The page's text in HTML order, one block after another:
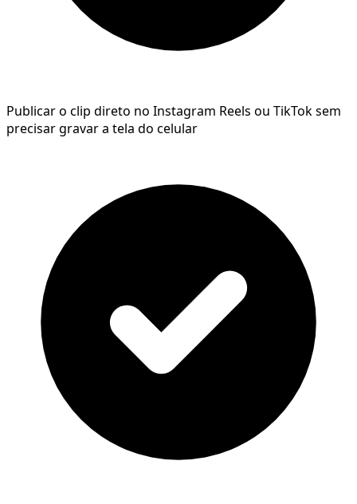
Publicar o clip direto no Instagram Reels ou TikTok sem
precisar gravar a tela do celular